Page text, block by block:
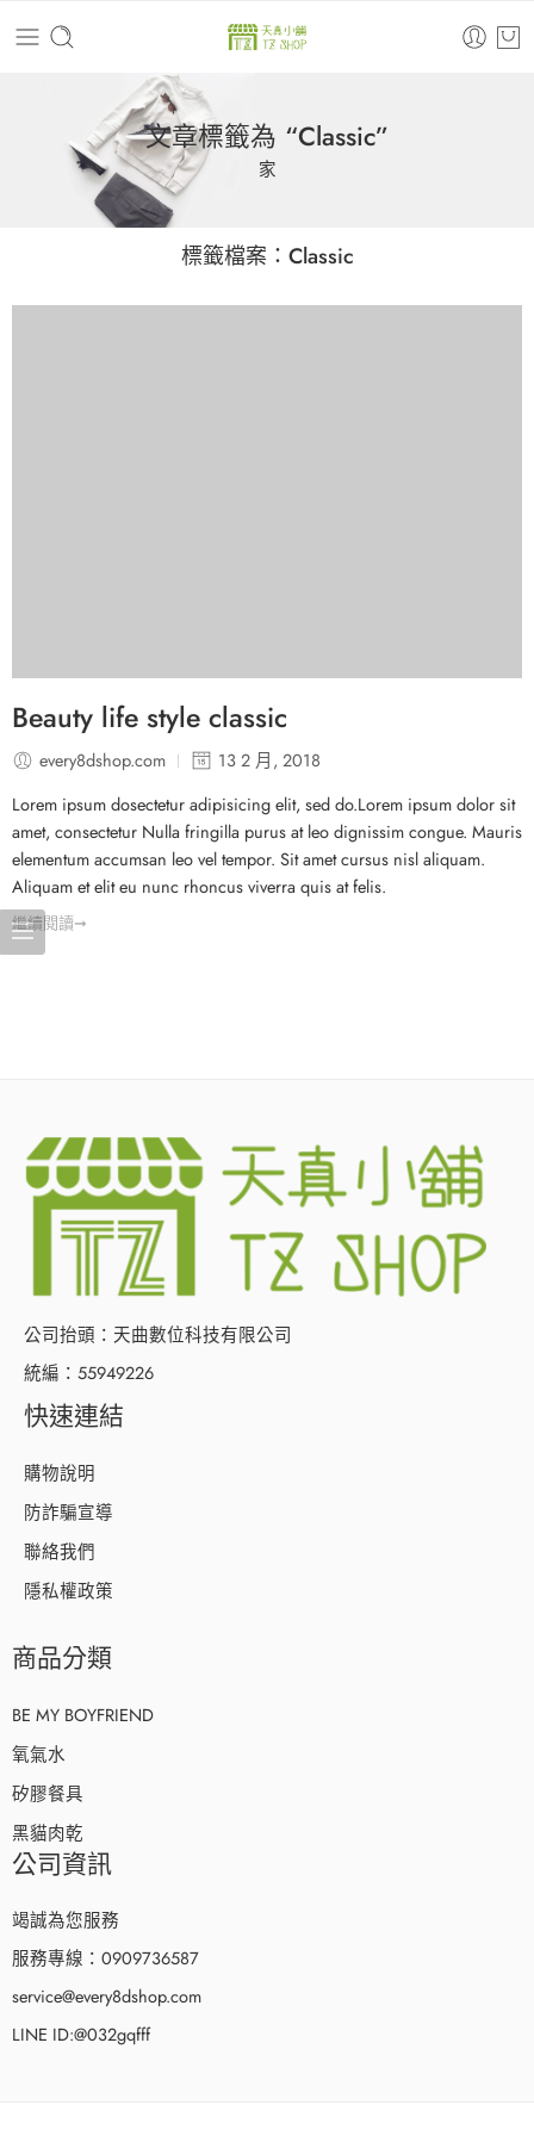
文章標籤為 “Classic”
家
標籤檔案： Classic
Beauty life style classic
every8dshop.com
13 2 月, 2018
Lorem ipsum dosectetur adipisicing elit, sed do.Lorem ipsum dolor sit
amet, consectetur Nulla fringilla purus at leo dignissim congue. Mauris
elementum accumsan leo vel tempor. Sit amet cursus nisl aliquam.
Aliquam et elit eu nunc rhoncus viverra quis at felis.
繼續閱讀➞
公司抬頭：天曲數位科技有限公司
統編：55949226
快速連結
購物說明
防詐騙宣導
聯絡我們
隱私權政策
商品分類
BE MY BOYFRIEND
氧氣水
矽膠餐具
黑貓肉乾
公司資訊
竭誠為您服務
服務專線：0909736587
service@every8dshop.com
LINE ID:@032gqfff